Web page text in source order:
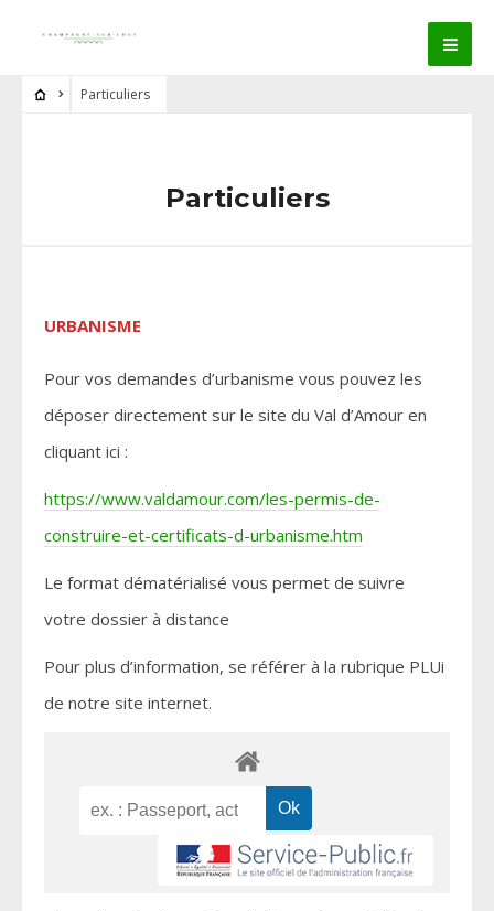
Particuliers
Particuliers
URBANISME
Pour vos demandes d’urbanisme vous pouvez les
déposer directement sur le site du Val d’Amour en
cliquant ici :
https://www.valdamour.com/les-permis-de-
construire-et-certificats-d-urbanisme.htm
Le format dématérialisé vous permet de suivre
votre dossier à distance
Pour plus d’information, se référer à la rubrique PLUi
de notre site internet.